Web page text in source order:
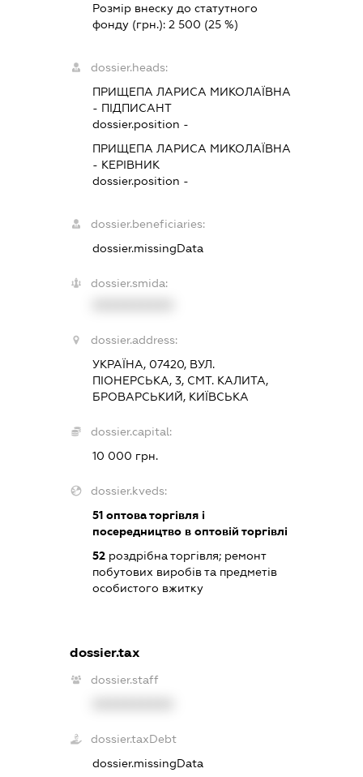
Розмір внеску до статутного
фонду (грн.): 2 500 (25 %)
dossier.heads:
ПРИЩЕПА ЛАРИСА МИКОЛАЇВНА
- ПІДПИСАНТ
dossier.position -
ПРИЩЕПА ЛАРИСА МИКОЛАЇВНА
- КЕРІВНИК
dossier.position -
dossier.beneficiaries:
dossier.missingData
dossier.smida:
dossier.address:
УКРАЇНА, 07420, ВУЛ.
ПІОНЕРСЬКА, 3, СМТ. КАЛИТА,
БРОВАРСЬКИЙ, КИЇВСЬКА
dossier.capital:
10 000 грн.
dossier.kveds:
51оптова торгівля і
посередництво в оптовій торгівлі
52роздрібна торгівля; ремонт
побутових виробів та предметів
особистого вжитку
dossier.tax
dossier.staff
dossier.taxDebt
dossier.missingData